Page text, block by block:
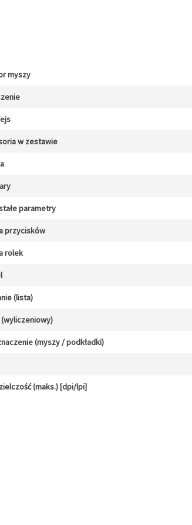
myszy
w zestawie
parametry
przycisków
rolek
(lista)
(myszy / podkładki)
(maks.) [dpi/lpi]